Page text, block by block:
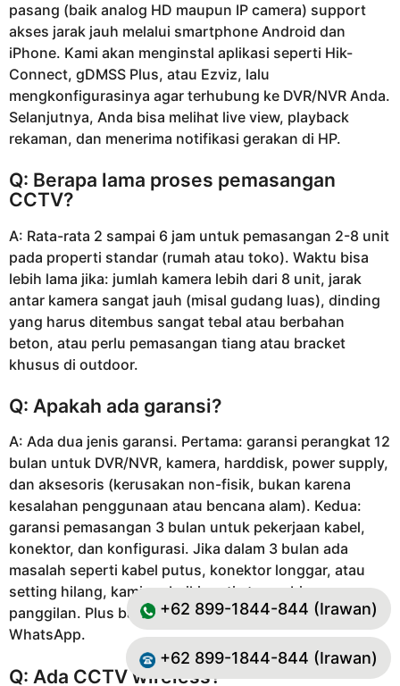
pasang (baik analog HD maupun IP camera) support
akses jarak jauh melalui smartphone Android dan
iPhone. Kami akan menginstal aplikasi seperti Hik-
Connect, gDMSS Plus, atau Ezviz, lalu
mengkonfigurasinya agar terhubung ke DVR/NVR Anda.
Selanjutnya, Anda bisa melihat live view, playback
rekaman, dan menerima notifikasi gerakan di HP.
Q: Berapa lama proses pemasangan
CCTV?
A: Rata-rata 2 sampai 6 jam untuk pemasangan 2-8 unit
pada properti standar (rumah atau toko). Waktu bisa
lebih lama jika: jumlah kamera lebih dari 8 unit, jarak
antar kamera sangat jauh (misal gudang luas), dinding
yang harus ditembus sangat tebal atau berbahan
beton, atau perlu pemasangan tiang atau bracket
khusus di outdoor.
Q: Apakah ada garansi?
A: Ada dua jenis garansi. Pertama: garansi perangkat 12
bulan untuk DVR/NVR, kamera, harddisk, power supply,
dan aksesoris (kerusakan non-fisik, bukan karena
kesalahan penggunaan atau bencana alam). Kedua:
garansi pemasangan 3 bulan untuk pekerjaan kabel,
konektor, dan konfigurasi. Jika dalam 3 bulan ada
masalah seperti kabel putus, konektor longgar, atau
setting hilang, kami perbaiki gratis tanpa biaya
panggilan. Plus bantuan teknis free 180 hari via
WhatsApp.
Q: Ada CCTV wireless?
+62 899-1844-844 (Irawan)
+62 899-1844-844 (Irawan)